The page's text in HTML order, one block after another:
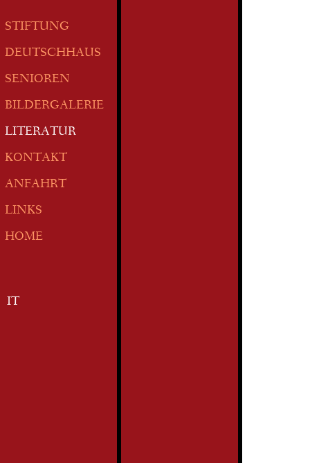
STIFTUNG
DEUTSCHHAUS
SENIOREN
BILDERGALERIE
LITERATUR
KONTAKT
ANFAHRT
LINKS
HOME
IT